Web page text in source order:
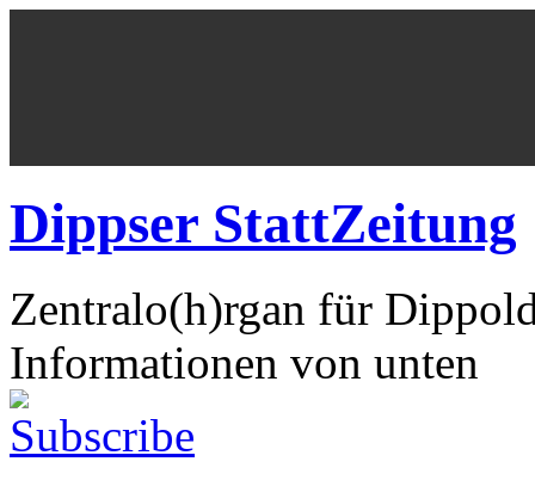
Dippser StattZeitung
Zentralo(h)rgan für
Informationen von unten